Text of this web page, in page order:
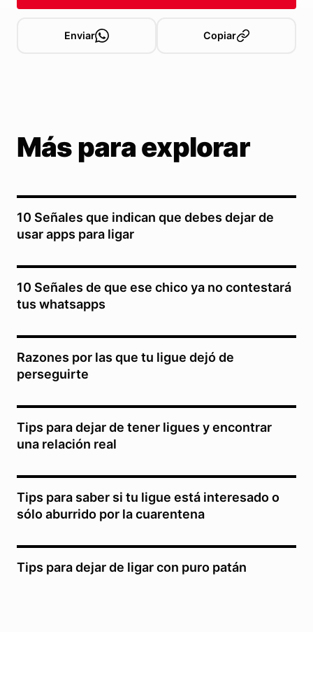
Enviar Copiar
Más para explorar
10 Señales que indican que debes dejar de
usar apps para ligar
10 Señales de que ese chico ya no contestará
tus whatsapps
Razones por las que tu ligue dejó de
perseguirte
Tips para dejar de tener ligues y encontrar
una relación real
Tips para saber si tu ligue está interesado o
sólo aburrido por la cuarentena
Tips para dejar de ligar con puro patán